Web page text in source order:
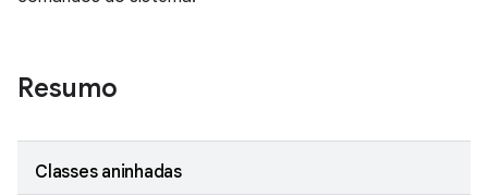
Resumo
Classes aninhadas